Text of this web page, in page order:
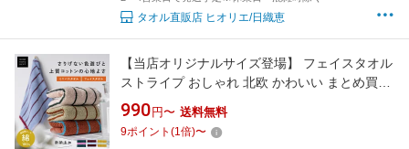
タオル直販店 ヒオリエ/日織恵
【当店オリジナルサイズ登場】 フェイスタオル
ストライプ おしゃれ 北欧 かわいい まとめ買い
コーマ綿 ふわふわ 吸水 柄 韓国 インテリア デ
ザイン 洗面所 吊り下げ タオル タグ付き キッチ
ン バスルーム 綿 コットン 100％ 新生活
990 円〜 送料無料
9ポイント (1倍)〜